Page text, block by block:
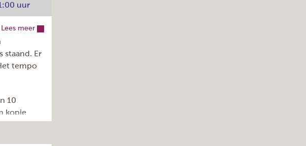
>
uur
Lees meer
staand. Er
tempo
10
kopje